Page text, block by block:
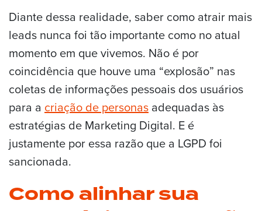
Diante dessa realidade, saber como atrair mais
leads nunca foi tão importante como no atual
momento em que vivemos. Não é por
coincidência que houve uma “explosão” nas
coletas de informações pessoais dos usuários
para a criação de personas adequadas às
estratégias de Marketing Digital. E é
justamente por essa razão que a LGPD foi
sancionada.
Como alinhar sua